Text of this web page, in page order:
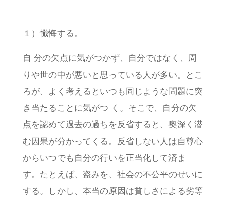
１）懺悔する。
自 分の欠点に気がつかず、自分ではなく、周
りや世の中が悪いと思っている人が多い。とこ
ろが、よく考えるといつも同じような問題に突
き当たることに気がつ く。そこで、自分の欠
点を認めて過去の過ちを反省すると、奥深く潜
む因果が分かってくる。反省しない人は自尊心
からいつでも自分の行いを正当化して済ま
す。たとえば、盗みを、社会の不公平のせいに
する。しかし、本当の原因は貧しさによる劣等